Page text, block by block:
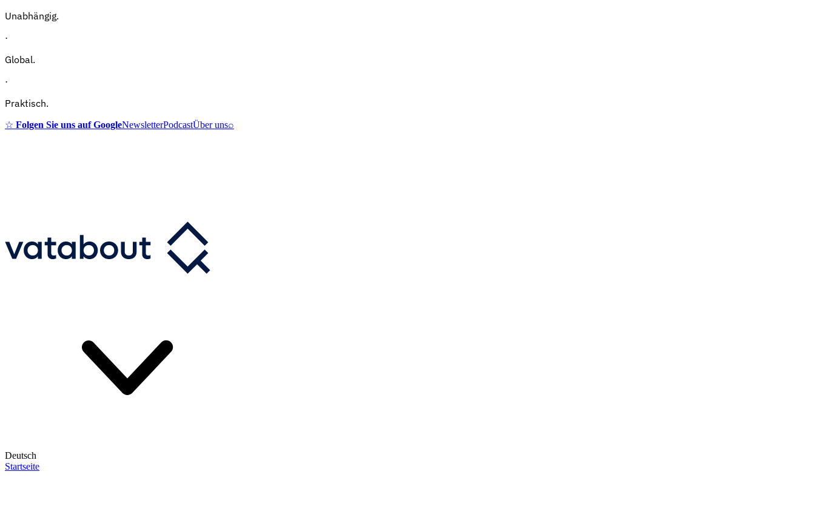
Unabhängig.
·
Global.
·
Praktisch.
☆ Folgen Sie uns auf GoogleNewsletterPodcastÜber uns⌕
Deutsch
Startseite